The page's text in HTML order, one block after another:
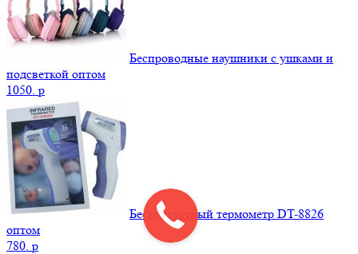
Беспроводные наушники с ушками и
подсветкой оптом
1050. p
Бесконтактный термометр DT-8826
оптом
780. p